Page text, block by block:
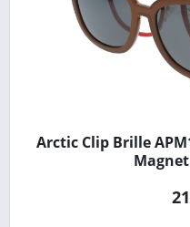
Arctic Clip Brille